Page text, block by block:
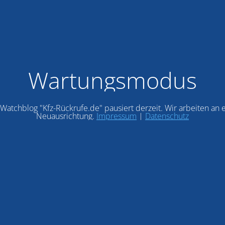
Wartungsmodus
"Kfz-Rückrufe.de" pausiert derzeit. Wir arbeiten an
Neuausrichtung. Impressum | Datenschutz